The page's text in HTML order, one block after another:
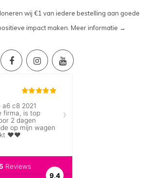
wij €1 van iedere bestelling aan goede
impact maken. Meer informatie →